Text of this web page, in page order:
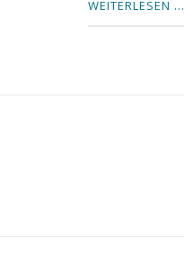
WEITERLESEN …